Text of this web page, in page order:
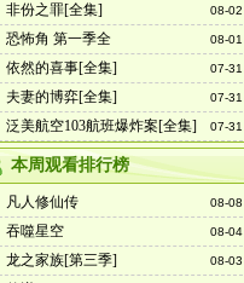
08-02
非份之罪[全集]
08-01
恐怖角 第一季全
07-31
依然的喜事[全集]
07-31
夫妻的博弈[全集]
07-31
泛美航空103航班爆炸案[全集]
本周观看排行榜
08-08
凡人修仙传
08-04
吞噬星空
08-03
龙之家族[第三季]